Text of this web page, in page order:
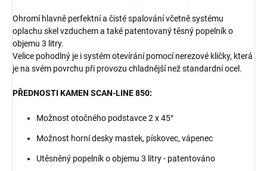
Ohromí hlavně perfektní a čisté spalování včetně systému
oplachu skel vzduchem a také patentovaný těsný popelník o
objemu 3 litry.
Velice pohodlný je i systém otevírání pomocí nerezové kličky, která
je na svém povrchu při provozu chladnější než standardní ocel.
PŘEDNOSTI KAMEN SCAN-LINE 850:
Možnost otočného podstavce 2 x 45°
Možnost horní desky mastek, pískovec, vápenec
Utěsněný popelník o objemu 3 litry - patentováno